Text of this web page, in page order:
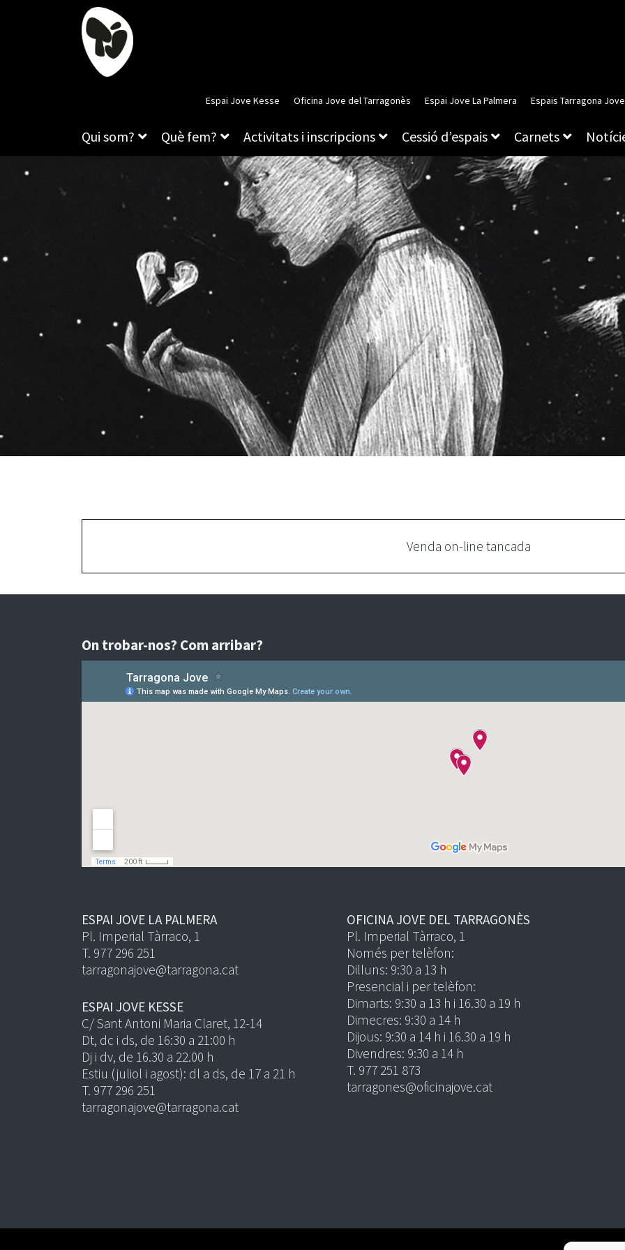
Espai Jove Kesse Oficina Jove del Tarragonès Espai Jove La Palmera Espais Tarragona Jove
Qui som? Què fem? Activitats i inscripcions Cessió d’espais Carnets
Venda on-line tancada
On trobar-nos? Com arribar?
ESPAI JOVE LA PALMERA
Pl. Imperial Tàrraco, 1
T. 977 296 251
tarragonajove@tarragona.cat
ESPAI JOVE KESSE
C/ Sant Antoni Maria Claret, 12-14
Dt, dc i ds, de 16:30 a 21:00 h
Dj i dv, de 16.30 a 22.00 h
Estiu (juliol i agost): dl a ds, de 17 a 21 h
T. 977 296 251
tarragonajove@tarragona.cat
OFICINA JOVE DEL TARRAGONÈS
Pl. Imperial Tàrraco, 1
Només per telèfon:
Dilluns: 9:30 a 13 h
Presencial i per telèfon:
Dimarts: 9:30 a 13 h i 16.30 a 19 h
Dimecres: 9:30 a 14 h
Dijous: 9:30 a 14 h i 16.30 a 19 h
Divendres: 9:30 a 14 h
T. 977 251 873
tarragones@oficinajove.cat